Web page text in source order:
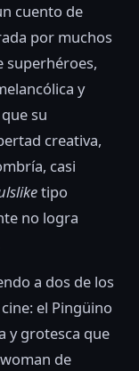
cuento de
por muchos
superhéroes,
y
su
creativa,
casi
tipo
no logra
a dos de los
el Pingüino
y grotesca que
de